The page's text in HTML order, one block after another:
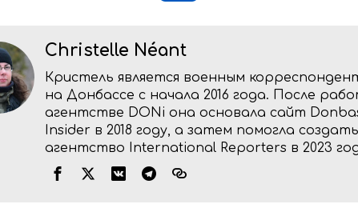
Christelle Néant
Кристель является военным
на Донбассе с начала 2016 года. После
агентстве DONi она основала сайт
Insider в 2018 году, а затем помогла создать
агентство International Reporters в 2023